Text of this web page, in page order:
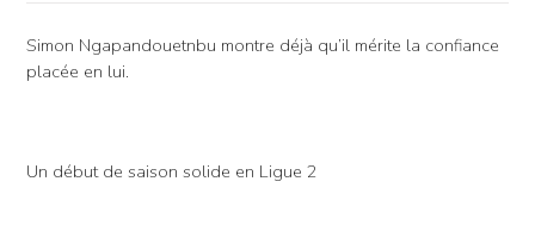
Simon Ngapandouetnbu montre déjà qu’il mérite la confiance
placée en lui.
Un début de saison solide en Ligue 2